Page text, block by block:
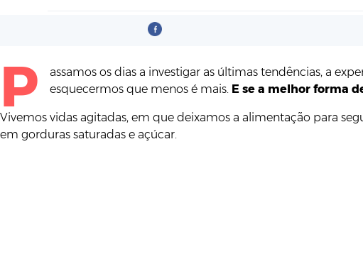
P
assamos os dias a investigar as últimas tendências, a
esquecermos que menos é mais. E se a melhor forma
Vivemos vidas agitadas, em que deixamos a alimentação para
em gorduras saturadas e açúcar.